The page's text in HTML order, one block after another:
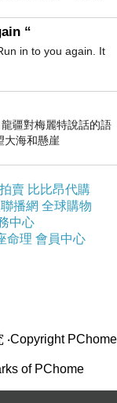
“
in to you again. It
疆對梅麗特說話的語
大海和懸崖
賣 比比昂代購
播網 全球購物
中心
命理 會員中心
‧Copyright PChome
of PChome